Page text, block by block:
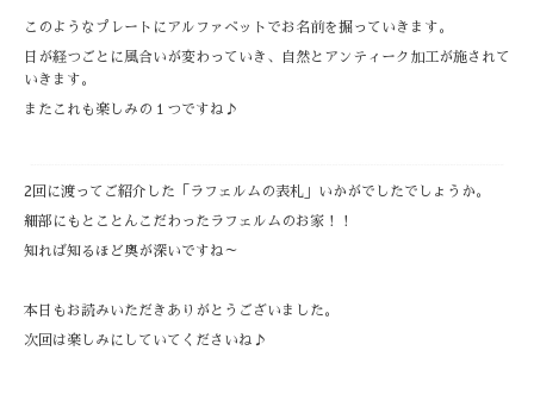
このようなプレートにアルファベットでお名前を掘っていきます。
日が経つごとに風合いが変わっていき、自然とアンティーク加工が施されて
いきます。
またこれも楽しみの１つですね♪
2回に渡ってご紹介した「ラフェルムの表札」いかがでしたでしょうか。
細部にもとことんこだわったラフェルムのお家！！
知れば知るほど奥が深いですね～
本日もお読みいただきありがとうございました。
次回は楽しみにしていてくださいね♪